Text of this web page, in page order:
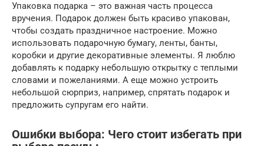
Упаковка подарка – это важная часть процесса
вручения. Подарок должен быть красиво упакован,
чтобы создать праздничное настроение. Можно
использовать подарочную бумагу, ленты, банты,
коробки и другие декоративные элементы. Я люблю
добавлять к подарку небольшую открытку с теплыми
словами и пожеланиями. А еще можно устроить
небольшой сюрприз, например, спрятать подарок и
предложить супругам его найти.
Ошибки выбора: Чего стоит избегать при